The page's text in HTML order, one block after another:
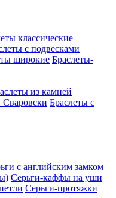
классические
с подвесками
широкие Браслеты-
из камней
Сваровски Браслеты с
с английским замком
Серьги-каффы на уши
Серьги-протяжки